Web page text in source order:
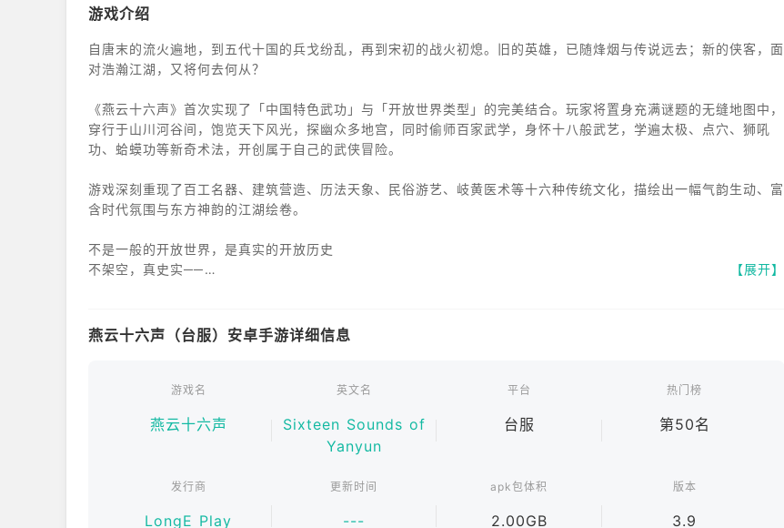
游戏介绍
自唐末的流火遍地，到五代十国的兵戈纷乱，再到宋初的战火初熄。旧的英雄，已随烽烟与传说远去；新的侠客，面
对浩瀚江湖，又将何去何从？
《燕云十六声》首次实现了「中国特色武功」与「开放世界类型」的完美结合。玩家将置身充满谜题的无缝地图中，
穿行于山川河谷间，饱览天下风光，探幽众多地宫，同时偷师百家武学，身怀十八般武艺，学遍太极、点穴、狮吼
功、蛤蟆功等新奇术法，开创属于自己的武侠冒险。
游戏深刻重现了百工名器、建筑营造、历法天象、民俗游艺、岐黄医术等十六种传统文化，描绘出一幅气韵生动、富
含时代氛围与东方神韵的江湖绘卷。
不是一般的开放世界，是真实的开放历史
不架空，真史实──
见招拆招、单人探索、多人同行……无门无派，练就武学奇术；不问出处，我即是我。
不是普遍的常规战斗，是纯正的武术打斗
实感回馈、攻防斗智、真实打斗……玩转十八般武器，兼具物理科学与刚柔并济的动作美学。
【展开】
燕云十六声（台服）安卓手游详细信息
游戏名
燕云十六声
英文名
Sixteen Sounds of
Yanyun
平台
台服
热门榜
第50名
发行商
LongE Play
更新时间
---
apk包体积
2.00GB
版本
3.9